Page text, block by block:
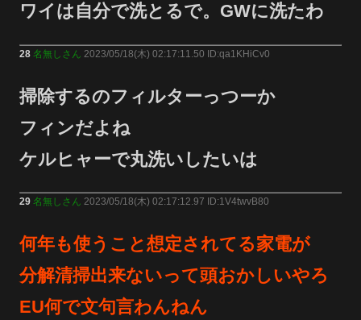
ワイは自分で洗とるで。GWに洗たわ
28 名無しさん 2023/05/18(木) 02:17:11.50 ID:qa1KHiCv0
掃除するのフィルターっつーか
フィンだよね
ケルヒャーで丸洗いしたいは
29 名無しさん 2023/05/18(木) 02:17:12.97 ID:1V4twvB80
何年も使うこと想定されてる家電が
分解清掃出来ないって頭おかしいやろ
EU何で文句言わんねん